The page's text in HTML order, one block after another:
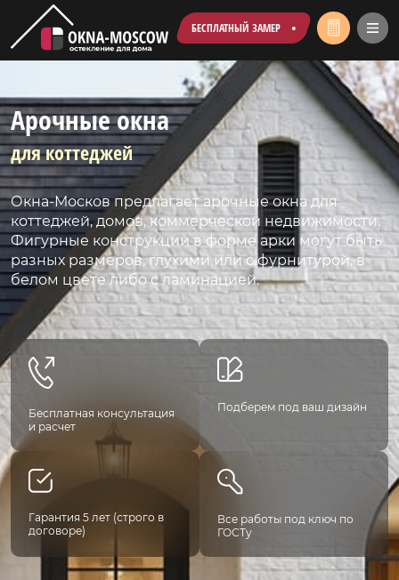
БЕСПЛАТНЫЙ ЗАМЕР
Арочные окна
для коттеджей
Окна-Москов предлагает арочные окна для
коттеджей, домов, коммерческой недвижимости.
Фигурные конструкции в форме арки могут быть
разных размеров, глухими или с фурнитурой, в
белом цвете либо с ламинацией.
Бесплатная консультация
и расчет
Подберем под ваш дизайн
Гарантия 5 лет (строго в
договоре)
Все работы под ключ по
ГОСТу